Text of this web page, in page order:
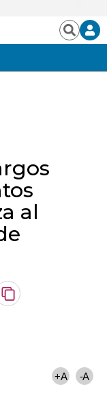
Buscar
al
Copiar
+A -A